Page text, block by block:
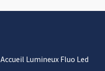
Accueil Lumineux Fluo Led